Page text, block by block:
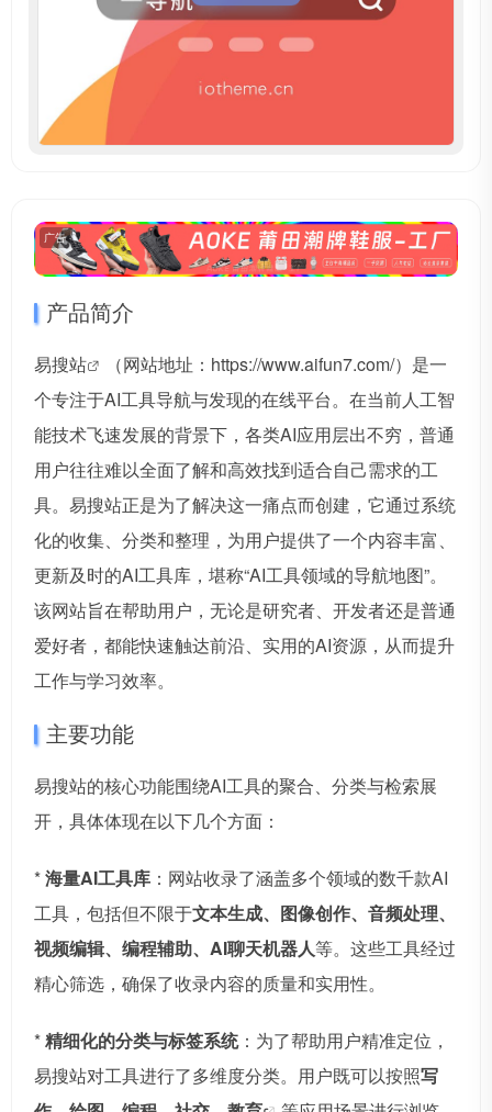
广告
产品简介
易搜站
（网站地址：https://www.aifun7.com/）是一
个专注于AI工具导航与发现的在线平台。在当前人工智
能技术飞速发展的背景下，各类AI应用层出不穷，普通
用户往往难以全面了解和高效找到适合自己需求的工
具。易搜站正是为了解决这一痛点而创建，它通过系统
化的收集、分类和整理，为用户提供了一个内容丰富、
更新及时的AI工具库，堪称“AI工具领域的导航地图”。
该网站旨在帮助用户，无论是研究者、开发者还是普通
爱好者，都能快速触达前沿、实用的AI资源，从而提升
工作与学习效率。
主要功能
易搜站的核心功能围绕AI工具的聚合、分类与检索展
开，具体体现在以下几个方面：
*海量AI工具库 ：网站收录了涵盖多个领域的数千款AI
工具，包括但不限于文本生成、图像创作、音频处理、
视频编辑、编程辅助、AI聊天机器人等。这些工具经过
精心筛选，确保了收录内容的质量和实用性。
*精细化的分类与标签系统：为了帮助用户精准定位，
易搜站对工具进行了多维度分类。用户既可以按照写